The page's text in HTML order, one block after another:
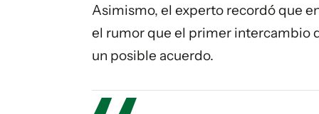
Asimismo, el experto recordó que
el rumor que el primer intercambio
un posible acuerdo.